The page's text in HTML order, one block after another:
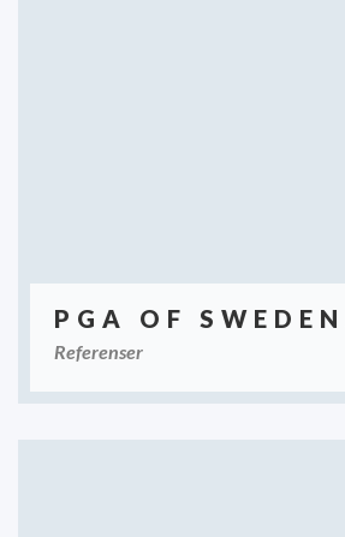
PGA OF
Referenser